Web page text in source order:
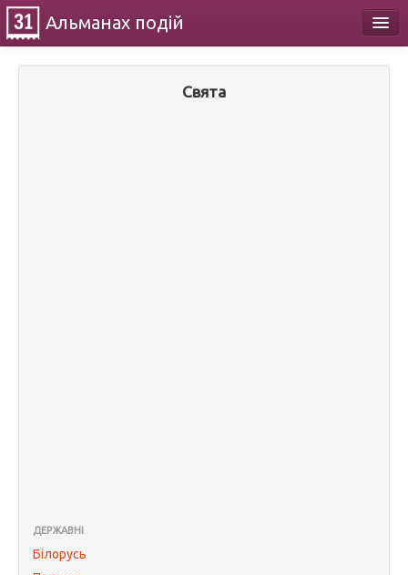
Альманах подій
Свята
ДЕРЖАВНІ
Білорусь